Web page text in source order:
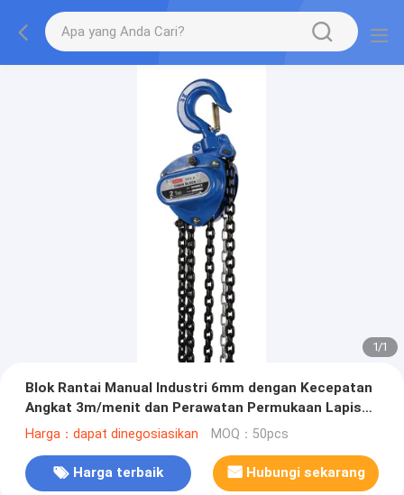
1/1
Blok Rantai Manual Industri 6mm dengan Kecepatan
Angkat 3m/menit dan Perawatan Permukaan Lapisan
Bubuk
Harga：dapat dinegosiasikan MOQ：50pcs
Harga terbaik Hubungi sekarang